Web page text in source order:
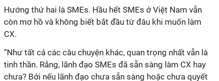
Hướng thứ hai là SMEs. Hầu hết SMEs ở Việt Nam vẫn
còn mơ hồ và không biết bắt đầu từ đâu khi muốn làm
CX.
“Như tất cả các câu chuyện khác, quan trọng nhất vẫn là
tinh thần. Rằng, lãnh đạo SMEs đã sẵn sàng làm CX hay
chưa? Bởi nếu lãnh đạo chưa sẵn sàng hoặc chưa quyết